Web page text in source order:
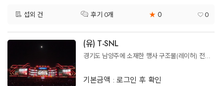
섭외 건 후기 0개 ★ 0 0
(유) T-SNL
경기도 남양주에 소재한 행사 구조물(레이허) 전문기업입니다.
기본금액 : 로그인 후 확인